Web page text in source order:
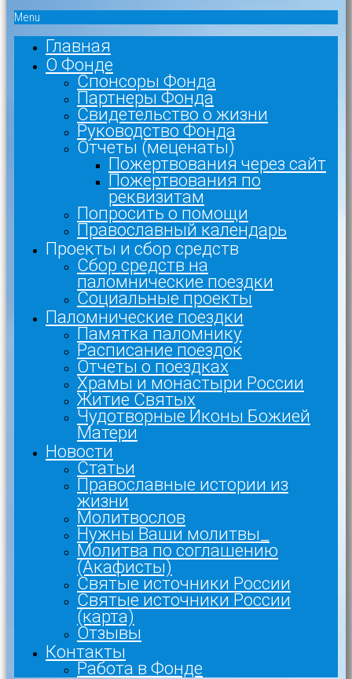
Menu
Главная
О Фонде
Спонсоры Фонда
Партнеры Фонда
Свидетельство о жизни
Руководство Фонда
Отчеты (меценаты)
Пожертвования через сайт
Пожертвования по
реквизитам
Попросить о помощи
Православный календарь
Проекты и сбор средств
Сбор средств на
паломнические поездки
Социальные проекты
Паломнические поездки
Памятка паломнику
Расписание поездок
Отчеты о поездках
Храмы и монастыри России
Житие Святых
Чудотворные Иконы Божией
Матери
Новости
Статьи
Православные истории из
жизни
Молитвослов
Нужны Ваши молитвы_
Молитва по соглашению
(Акафисты)
Святые источники России
Святые источники России
(карта)
Отзывы
Контакты
Работа в Фонде